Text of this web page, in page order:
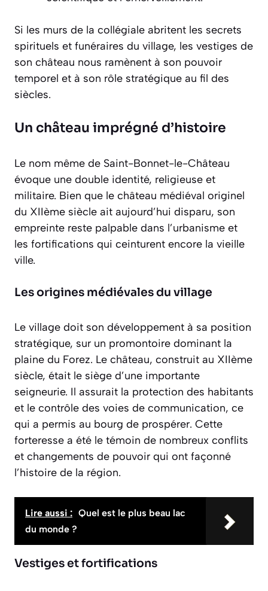
Si les murs de la collégiale abritent les secrets
spirituels et funéraires du village, les vestiges de
son château nous ramènent à son pouvoir
temporel et à son rôle stratégique au fil des
siècles.
Un château imprégné d’histoire
Le nom même de Saint-Bonnet-le-Château
évoque une double identité, religieuse et
militaire. Bien que le château médiéval originel
du XIIème siècle ait aujourd’hui disparu, son
empreinte reste palpable dans l’urbanisme et
les fortifications qui ceinturent encore la vieille
ville.
Les origines médiévales du village
Le village doit son développement à sa position
stratégique, sur un promontoire dominant la
plaine du Forez. Le château, construit au XIIème
siècle, était le siège d’une importante
seigneurie. Il assurait la protection des habitants
et le contrôle des voies de communication, ce
qui a permis au bourg de prospérer. Cette
forteresse a été le témoin de nombreux conflits
et changements de pouvoir qui ont façonné
l’histoire de la région.
Lire aussi : Quel est le plus beau lac
du monde ?
Vestiges et fortifications